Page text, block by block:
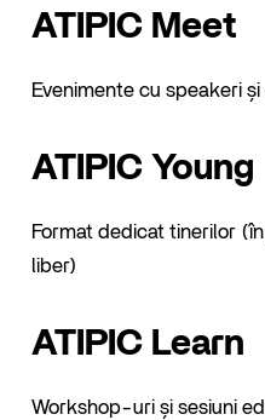
ATIPIC Meet
Evenimente cu speakeri
ATIPIC Young
Format dedicat tinerilor
liber)
ATIPIC Learn
Workshop-uri și sesiuni